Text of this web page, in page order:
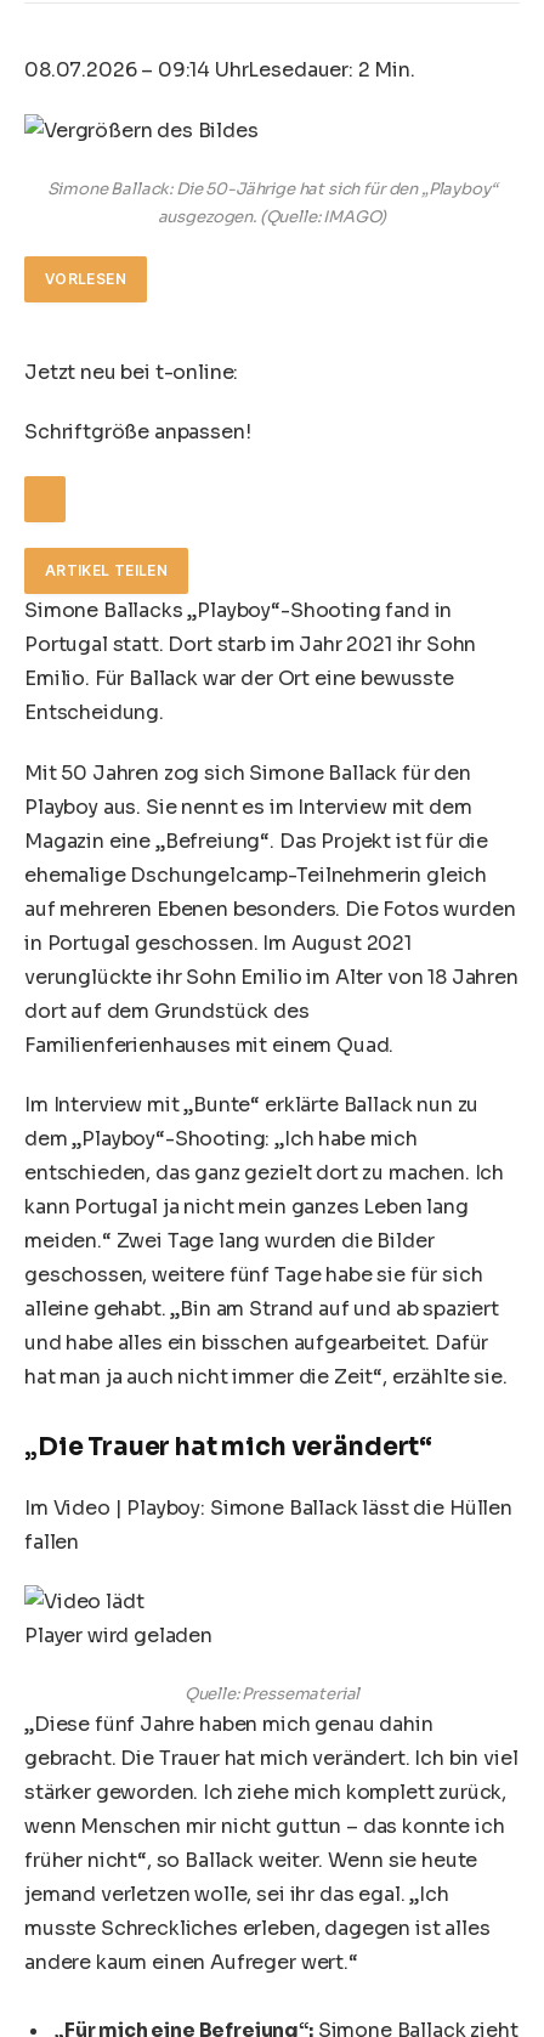
08.07.2026 – 09:14 UhrLesedauer: 2 Min.
Simone Ballack: Die 50-Jährige hat sich für den „Playboy“
ausgezogen.(Quelle: IMAGO)
VORLESEN
Jetzt neu bei t-online:
Schriftgröße anpassen!
ARTIKEL TEILEN
Simone Ballacks „Playboy“-Shooting fand in
Portugal statt. Dort starb im Jahr 2021 ihr Sohn
Emilio. Für Ballack war der Ort eine bewusste
Entscheidung.
Mit 50 Jahren zog sich Simone Ballackfür den
Playboy aus. Sie nennt es im Interview mit dem
Magazin eine „Befreiung“. Das Projekt ist für die
ehemalige Dschungelcamp-Teilnehmerin gleich
auf mehreren Ebenen besonders. Die Fotos wurden
in Portugal geschossen. Im August 2021
verunglückte ihr Sohn Emilio im Alter von 18 Jahren
dort auf dem Grundstück des
Familienferienhauses mit einem Quad.
Im Interview mit „Bunte“ erklärte Ballack nun zu
dem „Playboy“-Shooting: „Ich habe mich
entschieden, das ganz gezielt dort zu machen. Ich
kann Portugal ja nicht mein ganzes Leben lang
meiden.“ Zwei Tage lang wurden die Bilder
geschossen, weitere fünf Tage habe sie für sich
alleine gehabt. „Bin am Strand auf und ab spaziert
und habe alles ein bisschen aufgearbeitet. Dafür
hat man ja auch nicht immer die Zeit“, erzählte sie.
„Die Trauer hat mich verändert“
Im Video | Playboy: Simone Ballack lässt die Hüllen
fallen
Player wird geladen
Quelle: Pressematerial
„Diese fünf Jahre haben mich genau dahin
gebracht. Die Trauer hat mich verändert. Ich bin viel
stärker geworden. Ich ziehe mich komplett zurück,
wenn Menschen mir nicht guttun – das konnte ich
früher nicht“, so Ballack weiter. Wenn sie heute
jemand verletzen wolle, sei ihr das egal. „Ich
musste Schreckliches erleben, dagegen ist alles
andere kaum einen Aufreger wert.“
„Für mich eine Befreiung“: Simone Ballack zieht